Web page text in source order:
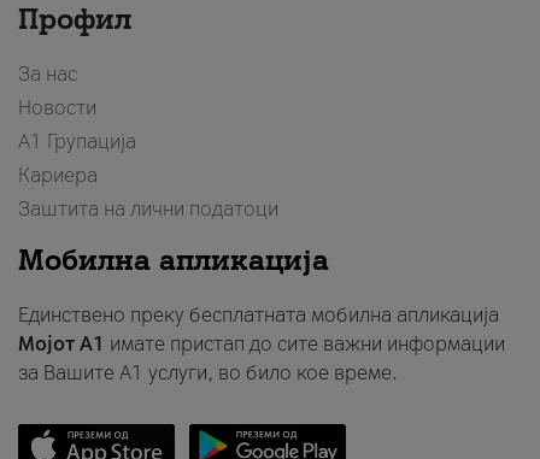
Профил
За нас
Новости
А1 Групација
Кариера
Заштита на лични податоци
Мобилна апликација
Единствено преку бесплатната мобилна апликација
Мојот A1 имате пристап до сите важни информации
за Вашите A1 услуги, во било кое време.